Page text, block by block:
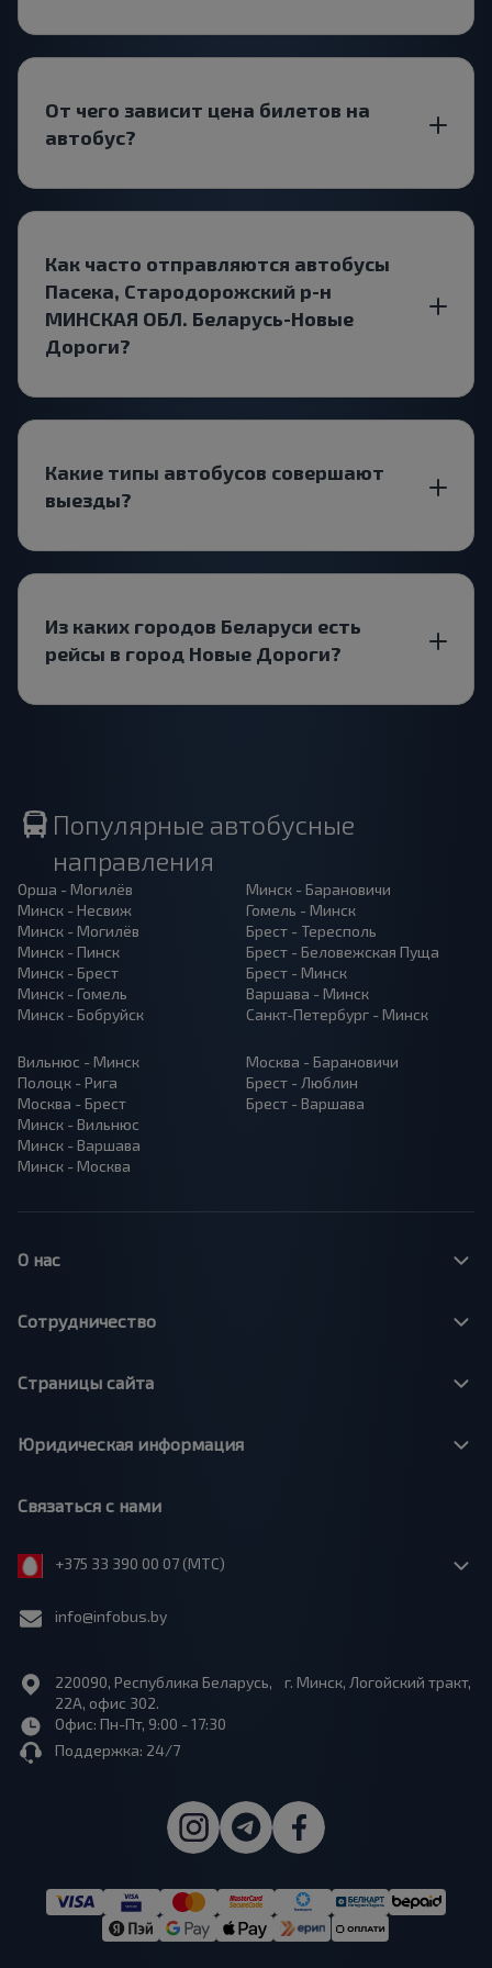
От чего зависит цена билетов на
автобус?
Как часто отправляются автобусы
Пасека, Стародорожский р-н
МИНСКАЯ ОБЛ. Беларусь-Новые
Дороги?
Какие типы автобусов совершают
выезды?
Из каких городов Беларуси есть
рейсы в город Новые Дороги?
Популярные автобусные
направления
Орша - Могилёв
Минск - Несвиж
Минск - Могилёв
Минск - Пинск
Минск - Брест
Минск - Гомель
Минск - Бобруйск
Минск - Барановичи
Гомель - Минск
Брест - Тересполь
Брест - Беловежская Пуща
Брест - Минск
Варшава - Минск
Санкт-Петербург - Минск
Вильнюс - Минск
Полоцк - Рига
Москва - Брест
Минск - Вильнюс
Минск - Варшава
Минск - Москва
Москва - Барановичи
Брест - Люблин
Брест - Варшава
О нас
Сотрудничество
Страницы сайта
Юридическая информация
Связаться с нами
+375 33 390 00 07 (МТС)
info@infobus.by
220090, Республика Беларусь, г. Минск, Логойский тракт,
22А, офис 302.
Офис: Пн-Пт, 9:00 - 17:30
Поддержка: 24/7